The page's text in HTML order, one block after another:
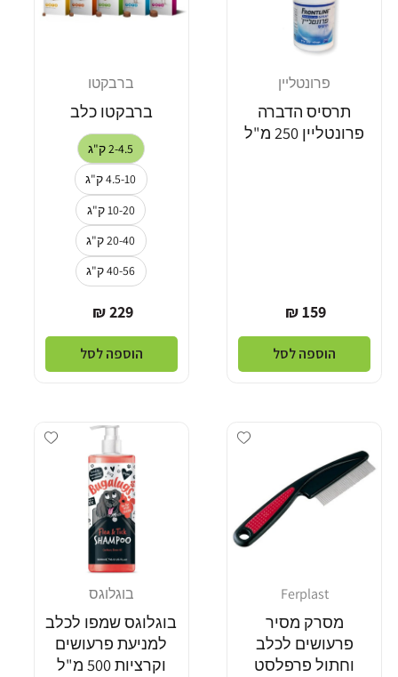
פרונטליין
תרסיס הדברה
פרונטליין 250 מ"ל
מחיר
רגיל
159 ₪
הוספה לסל
ברבקטו
ברבקטו כלב
2-4.5 ק"ג
4.5-10 ק"ג
10-20 ק"ג
20-40 ק"ג
40-56 ק"ג
מחיר
רגיל
229 ₪
הוספה לסל
Add wishlist
Ferplast
מסרק מסיר
פרעושים לכלב
וחתול פרפלסט
wishlist
בוגלוגס
בוגלוגס שמפו לכלב
למניעת פרעושים
וקרציות 500 מ"ל